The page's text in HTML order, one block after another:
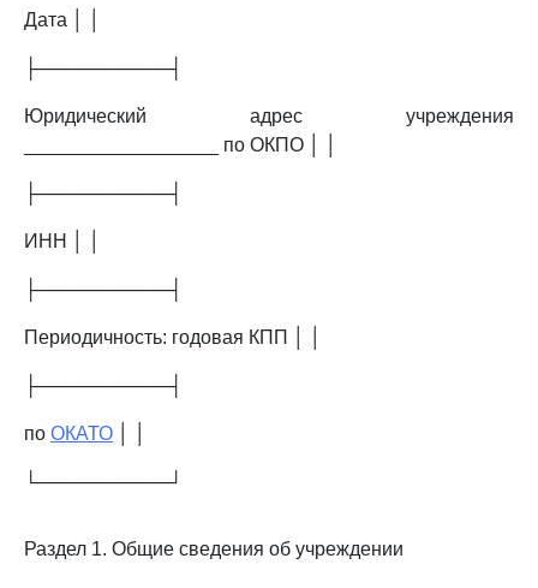
Дата │ │
├──────────┤
Юридический адрес учреждения
__________________ по ОКПО │ │
├──────────┤
ИНН │ │
├──────────┤
Периодичность: годовая КПП │ │
├──────────┤
по ОКАТО
└──────────┘
Раздел 1. Общие сведения об учреждении